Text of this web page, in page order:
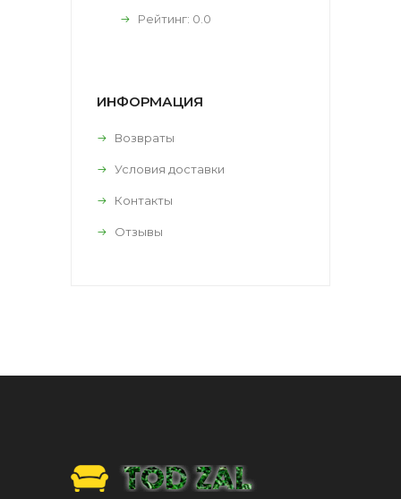
Рейтинг: 0.0
ИНФОРМАЦИЯ
Возвраты
Условия доставки
Контакты
Отзывы